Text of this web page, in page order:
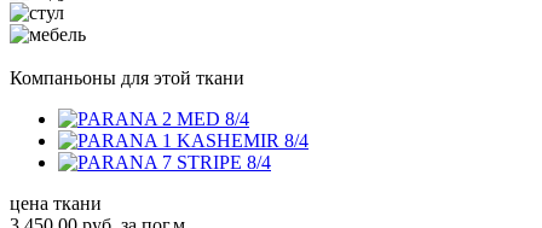
Компаньоны для этой ткани
цена ткани